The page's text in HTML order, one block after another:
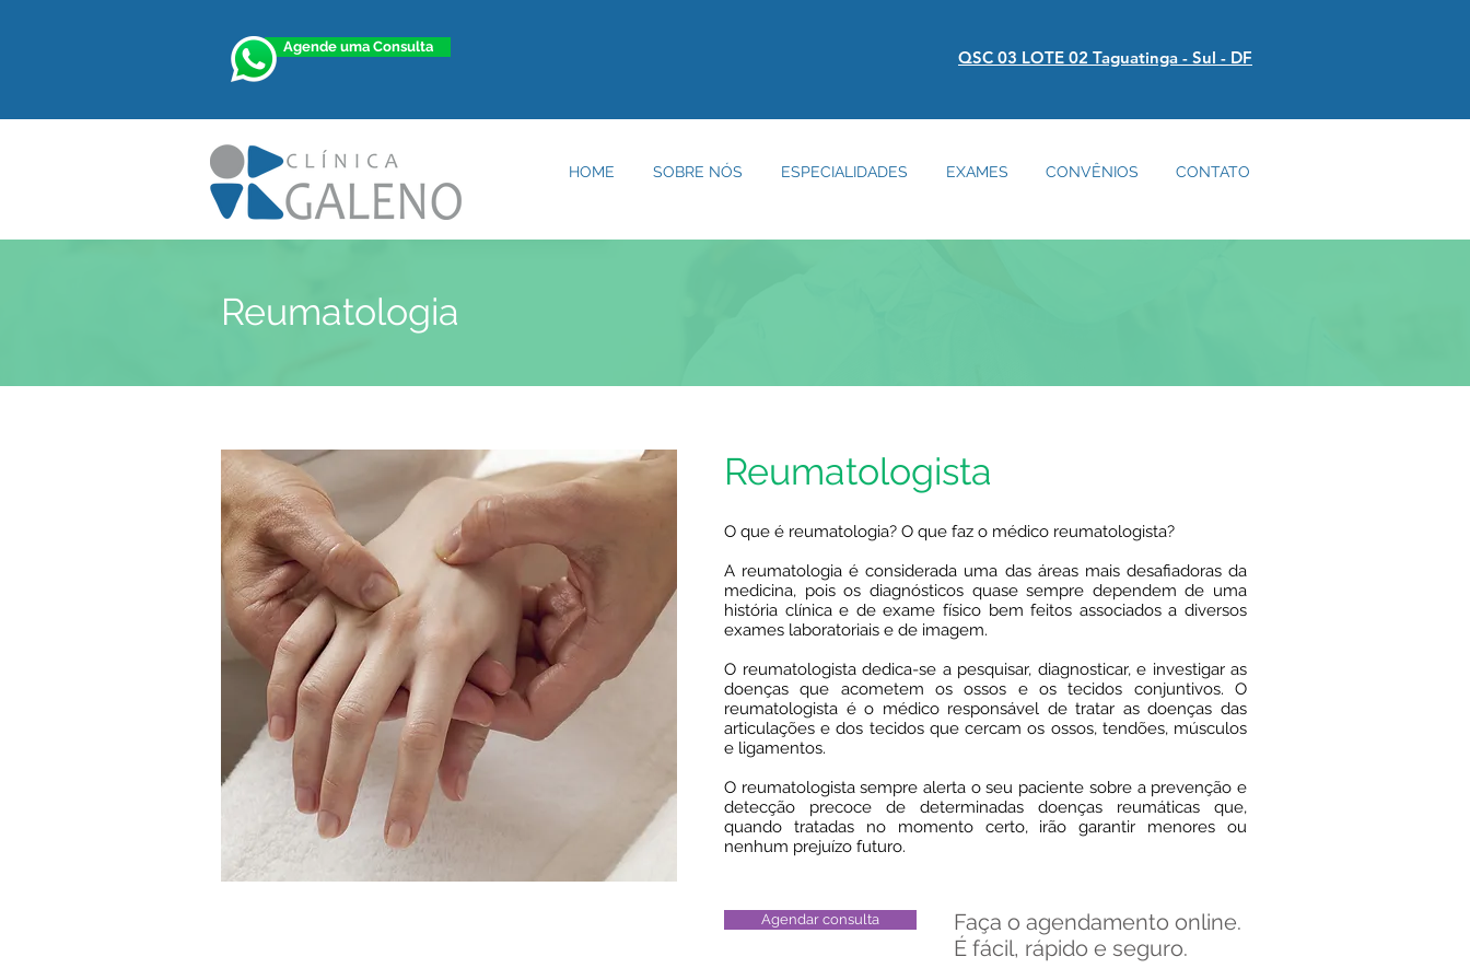
Agende uma Consulta
QSC 03 LOTE 02 Taguatinga - Sul - DF
HOME SOBRE NÓS ESPECIALIDADES EXAMES CONVÊNIOS CONTATO
Reumatologia
Reumatologista
O que é reumatologia? O que faz o médico reumatologista?
A reumatologia é considerada uma das áreas mais desafiadoras da
medicina, pois os diagnósticos quase sempre dependem de uma
história clínica e de exame físico bem feitos associados a diversos
exames laboratoriais e de imagem.
O reumatologista dedica-se a pesquisar, diagnosticar, e investigar as
doenças que acometem os ossos e os tecidos conjuntivos. O
reumatologista é o médico responsável de tratar as doenças das
articulações e dos tecidos que cercam os ossos, tendões, músculos
e ligamentos.
O reumatologista sempre alerta o seu paciente sobre a prevenção e
detecção precoce de determinadas doenças reumáticas que,
quando tratadas no momento certo, irão garantir menores ou
nenhum prejuízo futuro.
Agendar consulta
Faça o agendamento online.
É fácil, rápido e seguro.